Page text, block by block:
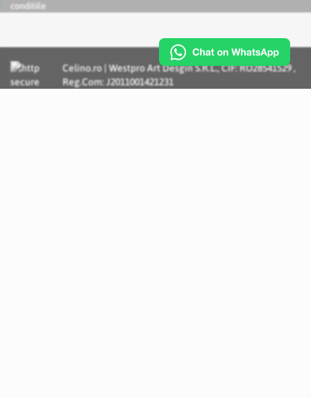
conditiile
Celino.ro | Westpro Art Desgin S.R.L., CIF: RO28541529 ,
Reg.Com: J2011001421231